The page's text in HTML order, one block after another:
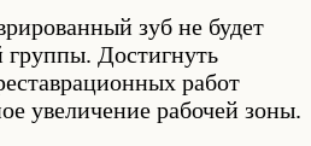
зуб не будет
группы. Достигнуть
работ
увеличение рабочей зоны.